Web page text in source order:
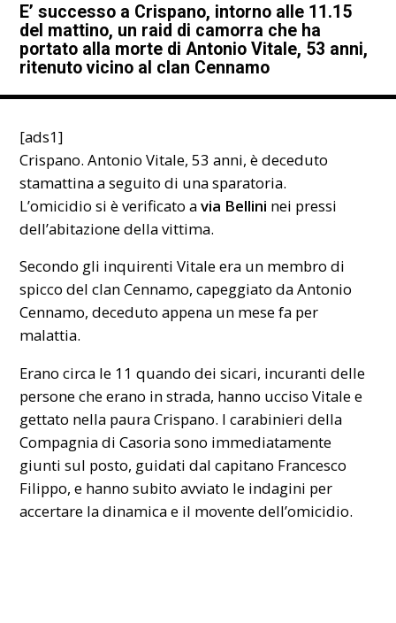
E’ successo a Crispano, intorno alle 11.15
del mattino, un raid di camorra che ha
portato alla morte di Antonio Vitale, 53 anni,
ritenuto vicino al clan Cennamo
[ads1]
Crispano. Antonio Vitale, 53 anni, è deceduto
stamattina a seguito di unasparatoria.
L’omicidio si è verificato avia Bellini nei pressi
dell’abitazione della vittima.
Secondo gli inquirenti Vitale era un membro di
spicco del clan Cennamo, capeggiato da Antonio
Cennamo, deceduto appena un mese fa per
malattia.
Erano circa le 11 quando dei sicari, incuranti delle
persone che erano in strada, hanno ucciso Vitale e
gettato nella paura Crispano. I carabinieri della
Compagnia di Casoria sono immediatamente
giunti sul posto, guidati dal capitano Francesco
Filippo, e hanno subito avviato le indagini per
accertare la dinamica e il movente dell’omicidio.